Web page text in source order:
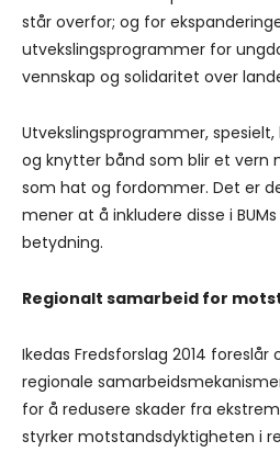
står overfor; og for
utvekslingsprogrammer for
vennskap og solidaritet over
Utvekslingsprogrammer,
og knytter bånd som blir et vern
som hat og fordommer. Det er
mener at å inkludere disse i
betydning.
Regionalt samarbeid for
Ikedas Fredsforslag 2014
regionale
for å redusere skader fra
styrker motstandsdyktigheten i